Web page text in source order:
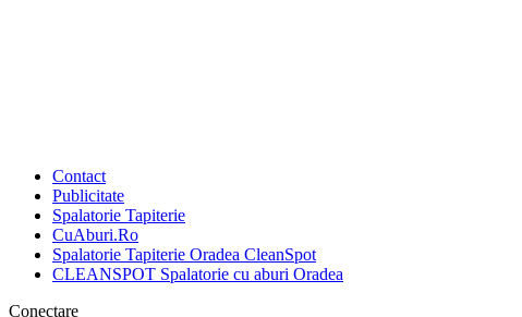
Contact
Publicitate
Spalatorie Tapiterie
CuAburi.Ro
Spalatorie Tapiterie Oradea CleanSpot
CLEANSPOT Spalatorie cu aburi Oradea
Conectare